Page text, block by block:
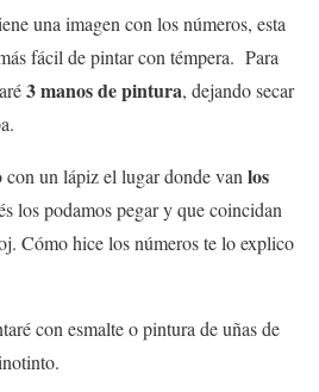
una imagen con los números, esta
fácil de pintar con témpera. Para
3 manos de pintura, dejando secar
un lápiz el lugar donde van los
los podamos pegar y que coincidan
Cómo hice los números te lo explico
con esmalte o pintura de uñas de